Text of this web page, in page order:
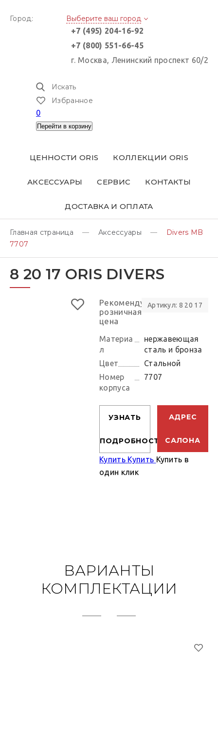
Город:
Выберите ваш город
+7 (495) 204-16-92
+7 (800) 551-66-45
г. Москва, Ленинский проспект 60/2
Искать
Избранное
0
Перейти в корзину
ЦЕННОСТИ ORIS КОЛЛЕКЦИИ ORIS
АКСЕССУАРЫ СЕРВИС КОНТАКТЫ
ДОСТАВКА И ОПЛАТА
Главная страница Аксессуары
Divers MB
7707
8 20 17 ORIS DIVERS
Рекомендуемая
розничная
цена
Артикул: 8 20 17
Материа
л
нержавеющая
сталь и бронза
Цвет
Стальной
Номер
корпуса
7707
УЗНАТЬ
ПОДРОБНОСТИ
АДРЕС
САЛОНА
Купить Купить Купить в
один клик
ВАРИАНТЫ
КОМПЛЕКТАЦИИ